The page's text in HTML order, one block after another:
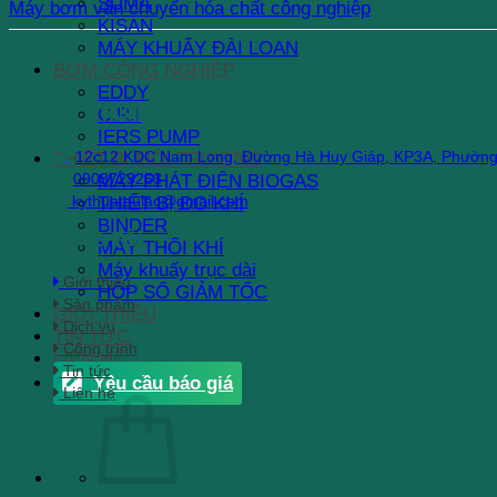
KISAN
MÁY KHUẤY ĐÀI LOAN
BƠM CÔNG NGHIỆP
EDDY
C.R.I
IERS PUMP
THIẾT BỊ MÔI TRƯỜNG
MÁY PHÁT ĐIỆN BIOGAS
THIẾT BỊ ĐO KHÍ
BINDER
MÁY THỔI KHÍ
Máy khuấy trục dài
HỘP SỐ GIẢM TỐC
GIỚI THIỆU
TIN TỨC
LIÊN HỆ
Yêu cầu báo giá
Máy bơm vận chuyển hóa chất công nghiệp
CÔNG TY TNHH TƯ VẤN CÔNG NGHỆ ÂU LẠC
12c12 KDC Nam Long, Đường Hà Huy Giáp, KP3A,
0903723253
kythuataulac@gmail.com
VỀ CHÚNG TÔI
Giới thiệu
Sản phẩm
Dịch vụ
Công trình
Tin tức
Liên hệ